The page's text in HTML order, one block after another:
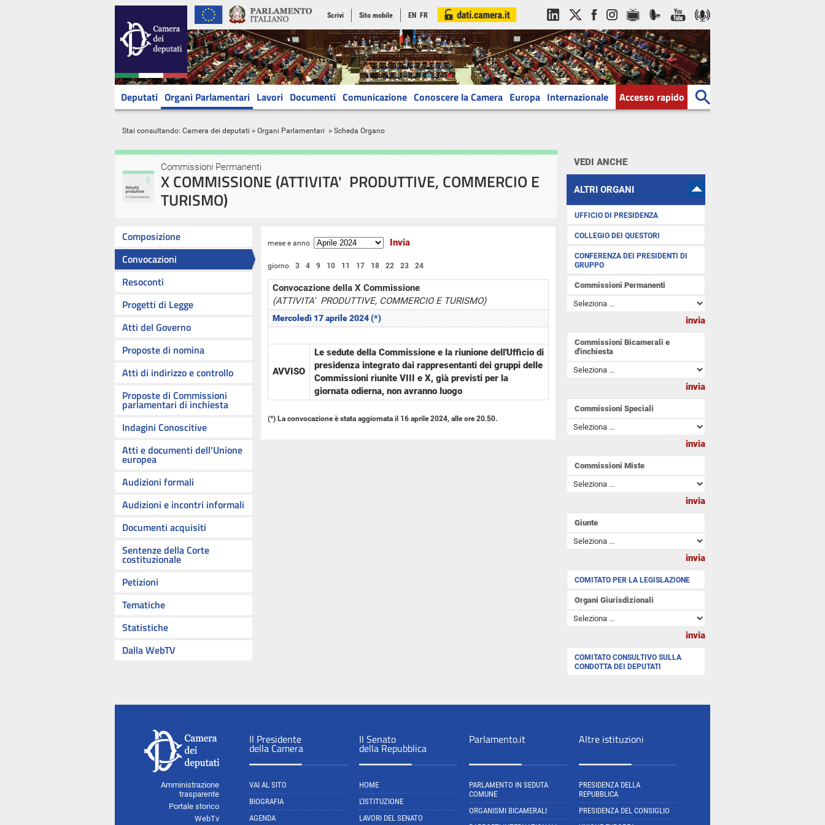
Scrivi Sito mobile EN FR
Deputati Organi Parlamentari Lavori Documenti Comunicazione Conoscere la Camera Europa Internazionale Accesso rapido
Stai consultando: Camera dei deputati > Organi Parlamentari > Scheda Organo
Commissioni Permanenti
X COMMISSIONE (ATTIVITA' PRODUTTIVE, COMMERCIO E
TURISMO)
Composizione
Convocazioni
Resoconti
Progetti di Legge
Atti del Governo
Proposte di nomina
Atti di indirizzo e controllo
Proposte di Commissioni
parlamentari di inchiesta
Indagini Conoscitive
Atti e documenti dell'Unione
europea
Audizioni formali
Audizioni e incontri informali
Documenti acquisiti
Sentenze della Corte
costituzionale
Petizioni
Tematiche
Statistiche
Dalla WebTV
mese e anno
giorno 3 4 9 10 11 17 18 22 23 24
Convocazione della X Commissione
(ATTIVITA' PRODUTTIVE, COMMERCIO E TURISMO)
Mercoledì 17 aprile 2024 (*)
AVVISO
Le sedute della Commissione e la riunione dell'Ufficio di
presidenza integrato dai rappresentanti dei gruppi delle
Commissioni riunite VIII e X, già previsti per la
giornata odierna, non avranno luogo
(*) La convocazione è stata aggiornata il 16 aprile 2024, alle ore 20.50.
VEDI ANCHE
ALTRI ORGANI
UFFICIO DI PRESIDENZA
COLLEGIO DEI QUESTORI
CONFERENZA DEI PRESIDENTI DI
GRUPPO
Commissioni Permanenti
Commissioni Bicamerali e
d'inchiesta
Commissioni Speciali
Commissioni Miste
Giunte
COMITATO PER LA LEGISLAZIONE
Organi Giurisdizionali
COMITATO CONSULTIVO SULLA
CONDOTTA DEI DEPUTATI
Amministrazione
trasparente
Portale storico
WebTv
Il Presidente
della Camera
VAI AL SITO
BIOGRAFIA
AGENDA
Il Senato
della Repubblica
HOME
L'ISTITUZIONE
LAVORI DEL SENATO
Parlamento.it
PARLAMENTO IN SEDUTA
COMUNE
ORGANISMI BICAMERALI
Altre istituzioni
PRESIDENZA DELLA
REPUBBLICA
PRESIDENZA DEL CONSIGLIO